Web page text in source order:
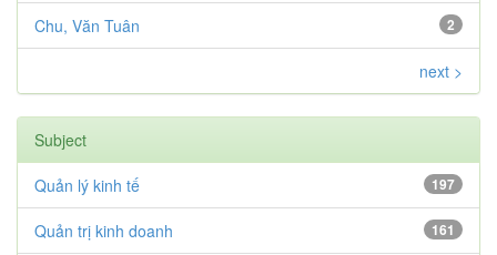
2
Chu, Văn Tuân
next >
Subject
197
Quản lý kinh tế
161
Quản trị kinh doanh